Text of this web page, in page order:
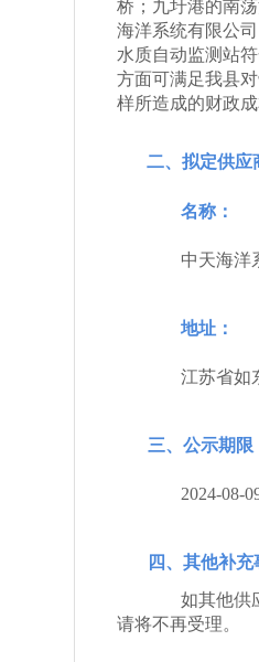
桥；九圩港的南
海洋系统有限公
水质自动监测站
方面可满足我县
样所造成的财政
二、拟定供应
名称：
中天海洋
地址：
江苏省如
三、公示期限
2024-08-
四、其他补充
如其他供
请将不再受理。